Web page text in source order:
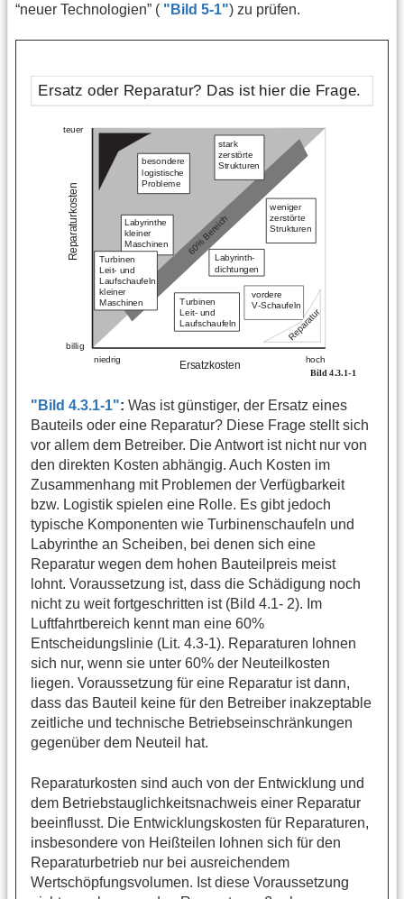
“neuer Technologien” ( "Bild 5-1") zu prüfen.
"Bild 4.3.1-1": Was ist günstiger, der Ersatz eines
Bauteils oder eine Reparatur? Diese Frage stellt sich
vor allem dem Betreiber. Die Antwort ist nicht nur von
den direkten Kosten abhängig. Auch Kosten im
Zusammenhang mit Problemen der Verfügbarkeit
bzw. Logistik spielen eine Rolle. Es gibt jedoch
typische Komponenten wie Turbinenschaufeln und
Labyrinthe an Scheiben, bei denen sich eine
Reparatur wegen dem hohen Bauteilpreis meist
lohnt. Voraussetzung ist, dass die Schädigung noch
nicht zu weit fortgeschritten ist (Bild 4.1- 2). Im
Luftfahrtbereich kennt man eine 60%
Entscheidungslinie (Lit. 4.3-1). Reparaturen lohnen
sich nur, wenn sie unter 60% der Neuteilkosten
liegen. Voraussetzung für eine Reparatur ist dann,
dass das Bauteil keine für den Betreiber inakzeptable
zeitliche und technische Betriebseinschränkungen
gegenüber dem Neuteil hat.
Reparaturkosten sind auch von der Entwicklung und
dem Betriebstauglichkeitsnachweis einer Reparatur
beeinflusst. Die Entwicklungskosten für Reparaturen,
insbesondere von Heißteilen lohnen sich für den
Reparaturbetrieb nur bei ausreichendem
Wertschöpfungsvolumen. Ist diese Voraussetzung